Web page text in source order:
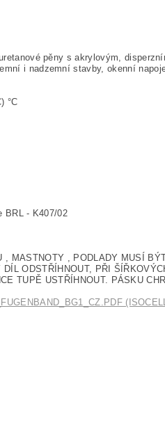
pěny s akrylovým,
i nadzemní stavby, okenní
°C
BRL - K407/02
MASTNOTY , PODLADY MUSÍ
ODSTŘÍHNOUT, PŘI
TUPĚ USTŘÍHNOUT. PÁSKU